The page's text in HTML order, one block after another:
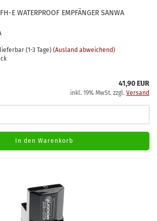
E WATERPROOF EMPFÄNGER SANWA
(1-3 Tage) (Ausland abweichend)
41,90 EUR
inkl. 19% MwSt. zzgl. Versand
In den Warenkorb